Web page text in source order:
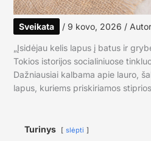
Sveikata / 9 kovo, 2026 /
„Įsidėjau kelis lapus į batus ir
Tokios istorijos socialiniuose
Dažniausiai kalbama apie lauro,
lapus, kuriems priskiriamos
Turinys slėpti